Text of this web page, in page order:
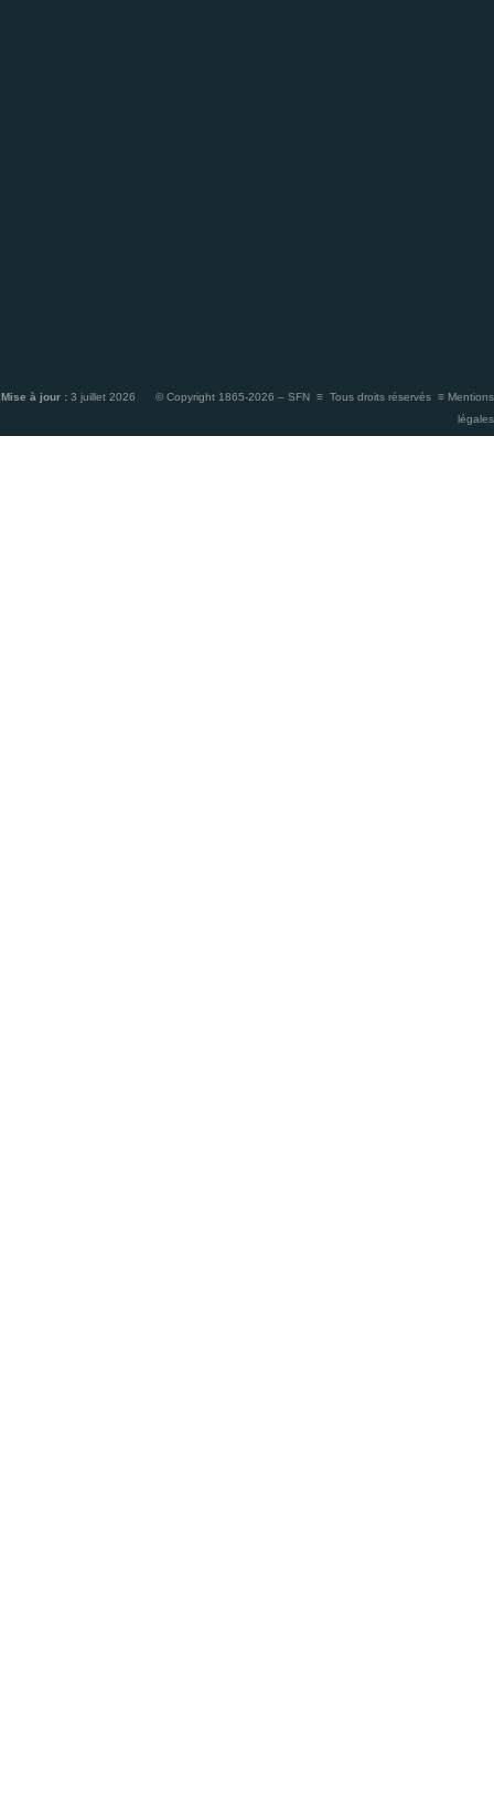
Mise à jour : 3 juillet 2026 © Copyright 1865-2026 – SFN ≡ Tous droits réservés ≡ Mentions
légales